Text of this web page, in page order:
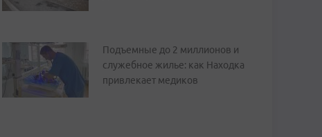
Подъемные до 2 миллионов и
служебное жилье: как Находка
привлекает медиков